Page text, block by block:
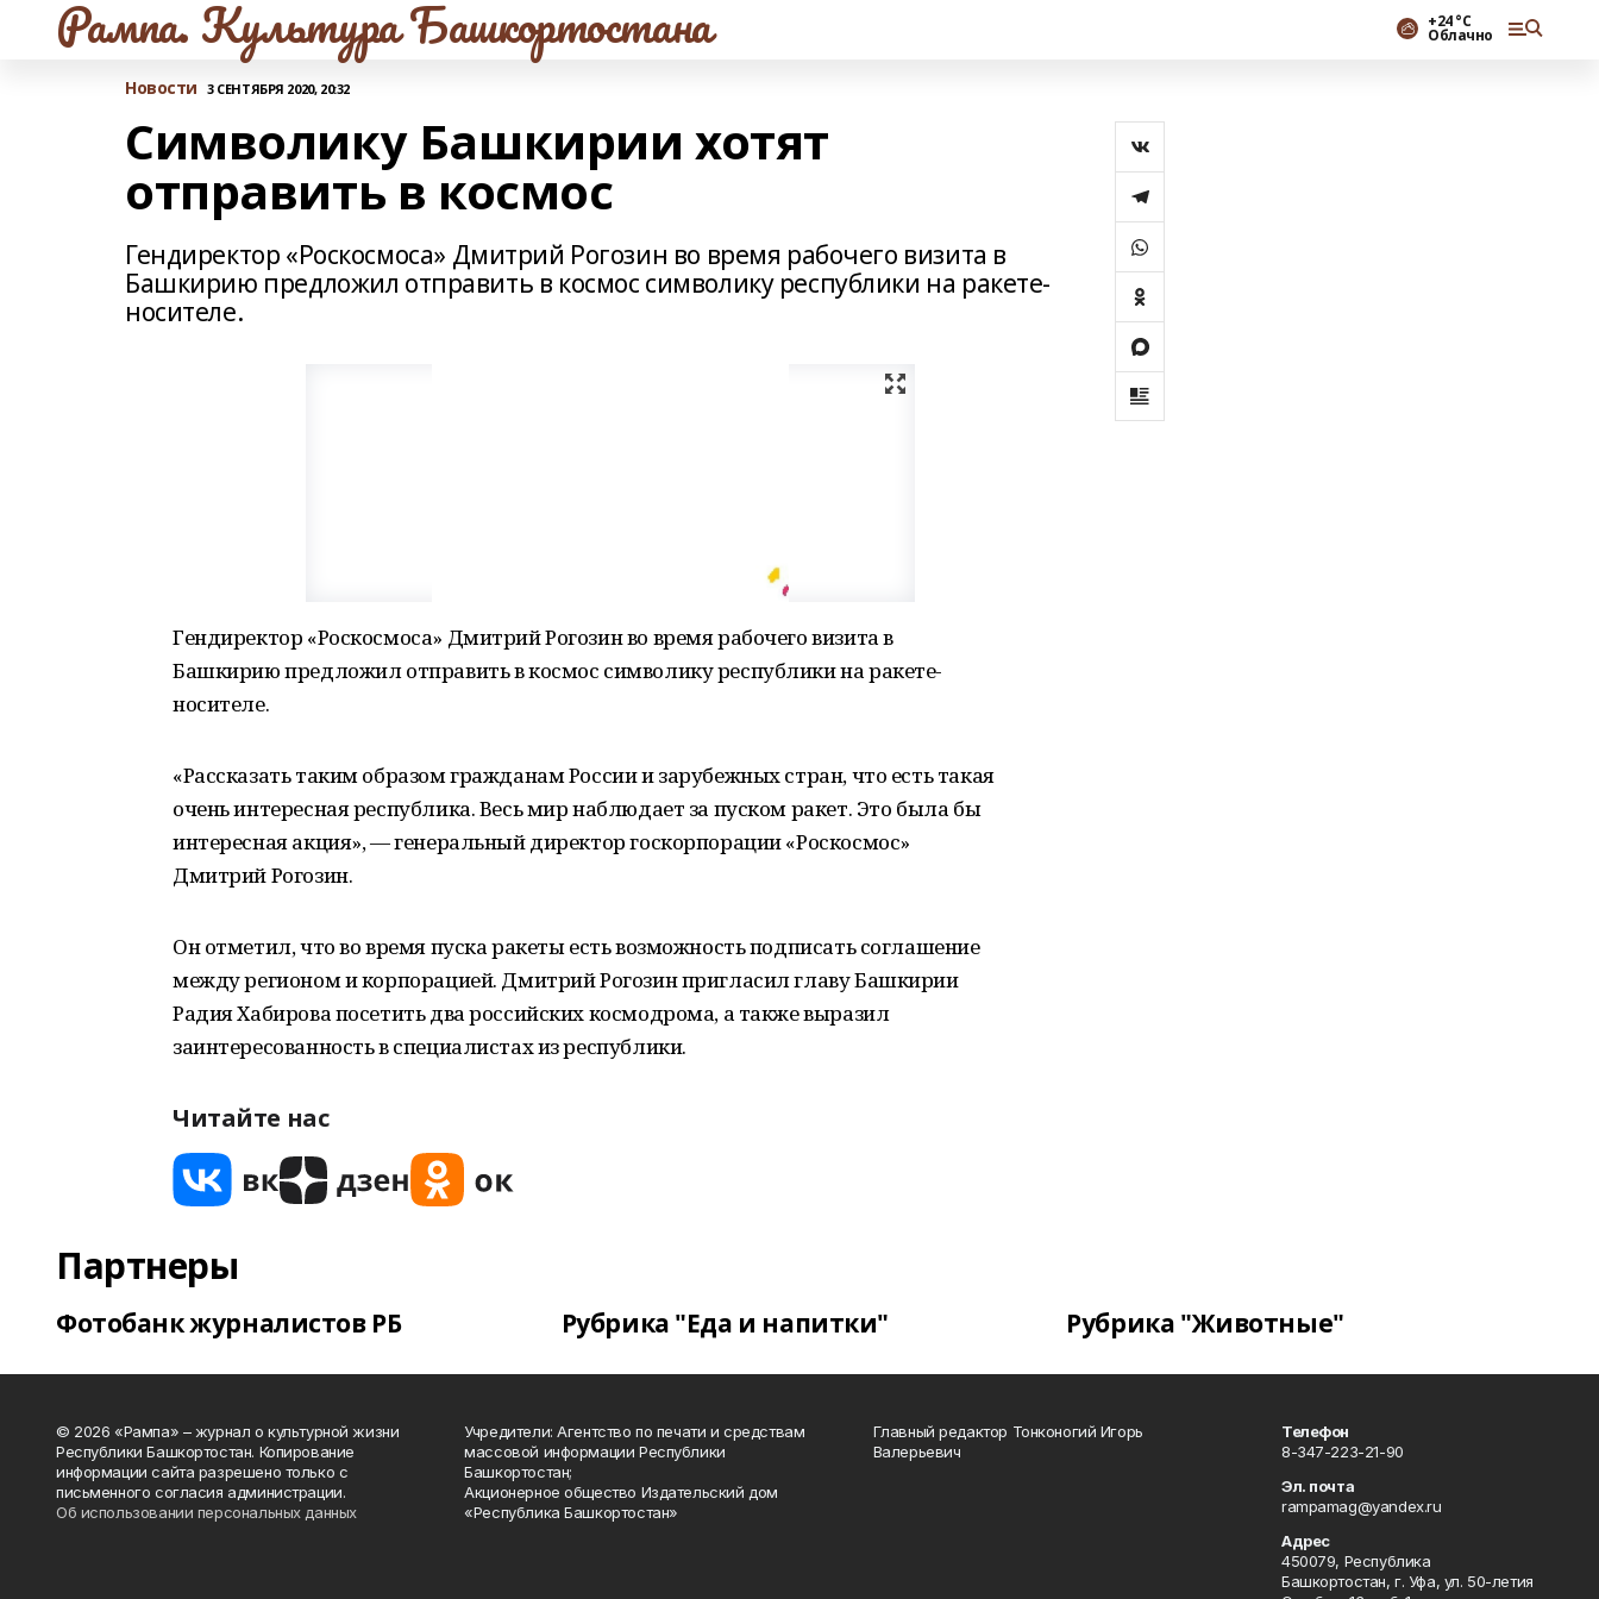
Рампа. Культура Башкортостана +24 °С
Облачно
Новости 3 СЕНТЯБРЯ 2020, 20:32
Символику Башкирии хотят
отправить в космос
Гендиректор «Роскосмоса» Дмитрий Рогозин во время рабочего визита в
Башкирию предложил отправить в космос символику республики на ракете-
носителе.
Гендиректор «Роскосмоса» Дмитрий Рогозин во время рабочего визита в
Башкирию предложил отправить в космос символику республики на ракете-
носителе.
«Рассказать таким образом гражданам России и зарубежных стран, что есть такая
очень интересная республика. Весь мир наблюдает за пуском ракет. Это была бы
интересная акция», — генеральный директор госкорпорации «Роскосмос»
Дмитрий Рогозин.
Он отметил, что во время пуска ракеты есть возможность подписать соглашение
между регионом и корпорацией. Дмитрий Рогозин пригласил главу Башкирии
Радия Хабирова посетить два российских космодрома, а также выразил
заинтересованность в специалистах из республики.
Читайте нас
Партнеры
Фотобанк журналистов РБ Рубрика "Еда и напитки" Рубрика "Животные"
© 2026 «Рампа» – журнал о культурной жизни
Республики Башкортостан. Копирование
информации сайта разрешено только с
письменного согласия администрации.
Об использовании персональных данных
Учредители: Агентство по печати и средствам
массовой информации Республики
Башкортостан;
Акционерное общество Издательский дом
«Республика Башкортостан»
Главный редактор Тонконогий Игорь
Валерьевич
Телефон
8-347-223-21-90
Эл. почта
rampamag@yandex.ru
Адрес
450079, Республика
Башкортостан, г. Уфа, ул. 50-летия